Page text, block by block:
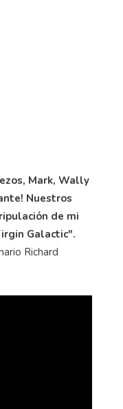
Mark, Wally
Nuestros
de mi
Galactic".
Richard